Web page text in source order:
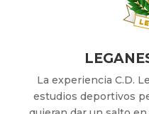
La experiencia C.D.
estudios deportivos